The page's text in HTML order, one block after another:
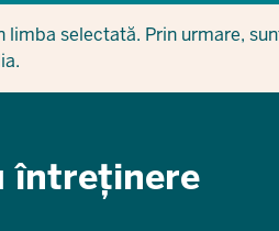
selectată. Prin urmare,
întreținere